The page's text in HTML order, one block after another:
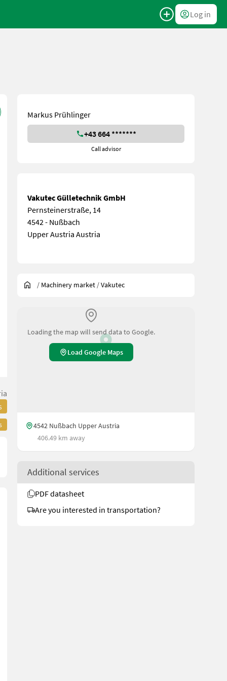
Log in
Markus Prühlinger
+43 664 *******
Call advisor
Vakutec Gülletechnik GmbH
Pernsteinerstraße, 14
4542 - Nußbach
Upper Austria Austria
/ Machinery market /Vakutec
Loading the map will send data to Google.
Load Google Maps
4542 Nußbach Upper Austria
406.49 km away
Additional services
PDF datasheet
Are you interested in transportation?